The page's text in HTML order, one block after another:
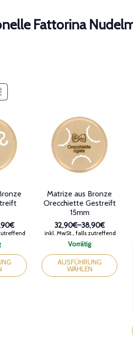
Fattorina
Vorrätig
Matrize aus Bronze
Orecchiette Gestreift
15mm
32,90€–38,90€
Preisspanne:
32,90€
38,90€
inkl. MwSt., falls zutreffend
AUSFÜHRUNG
WÄHLEN
Dieses
Produkt
weist